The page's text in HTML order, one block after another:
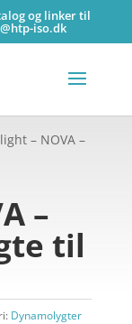
og linker til
iso.dk
– NOVA –
–
til
Dynamolygter